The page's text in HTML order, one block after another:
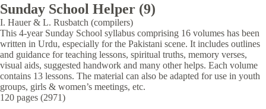
Sunday School Helper (9)
I. Hauer & L. Rusbatch (compilers)
This 4-year Sunday School syllabus comprising 16 volumes has been
written in Urdu, especially for the Pakistani scene. It includes outlines
and guidance for teaching lessons, spiritual truths, memory verses,
visual aids, suggested handwork and many other helps. Each volume
contains 13 lessons. The material can also be adapted for use in youth
groups, girls & women’s meetings, etc.
120 pages (2971)